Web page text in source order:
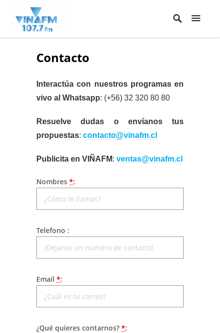
Contacto
Interactúa con nuestros programas en
vivo al Whatsapp: (+56) 32 320 80 80
Resuelve dudas o envíanos tus
propuestas: contacto@vinafm.cl
Publicita en VIÑAFM: ventas@vinafm.cl
Nombres *:
Telefono :
Email *:
¿Qué quieres contarnos? *: